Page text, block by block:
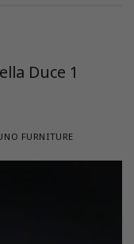
Duce 1
FURNITURE